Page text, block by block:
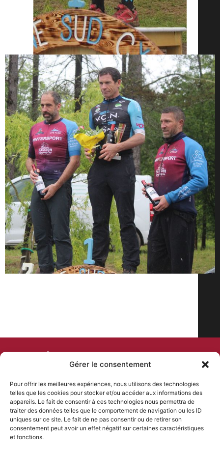
Gérer le consentement
Pour offrir les meilleures expériences, nous utilisons des technologies
telles que les cookies pour stocker et/ou accéder aux informations des
appareils. Le fait de consentir à ces technologies nous permettra de
traiter des données telles que le comportement de navigation ou les ID
uniques sur ce site. Le fait de ne pas consentir ou de retirer son
consentement peut avoir un effet négatif sur certaines caractéristiques
et fonctions.
COMITÉ DEPARTEMENTAL
PLAN DU SITE
Accueil
Comité departemental
Formations
NOS COORDONNÉES
46 Rue Kleber, 24000 Périgueux
contact@comite-
departemental-dordogne-